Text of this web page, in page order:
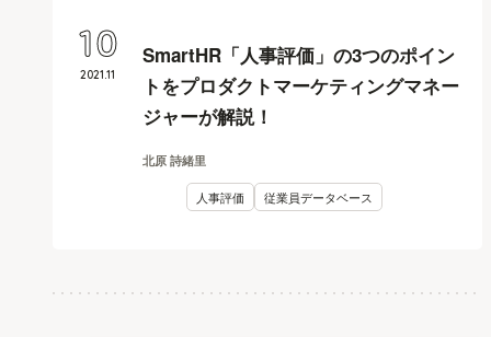
SmartHR「人事評価」の3つのポイン
トをプロダクトマーケティングマネー
ジャーが解説！
北原 詩緒里
人事評価 従業員データベース
2021.11
10